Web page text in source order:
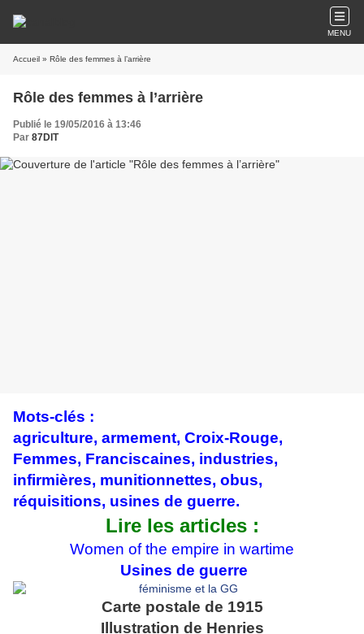
MENU
Accueil » Rôle des femmes à l’arrière
Rôle des femmes à l’arrière
Publié le 19/05/2016 à 13:46
Par 87DIT
Mots-clés :
agriculture, armement, Croix-Rouge,
Femmes, Franciscaines, industries,
infirmières, munitionnettes, obus,
réquisitions, usines de guerre.
Lire les articles :
Women of the empire in wartime
Usines de guerre
Carte postale de 1915
Illustration de Henries